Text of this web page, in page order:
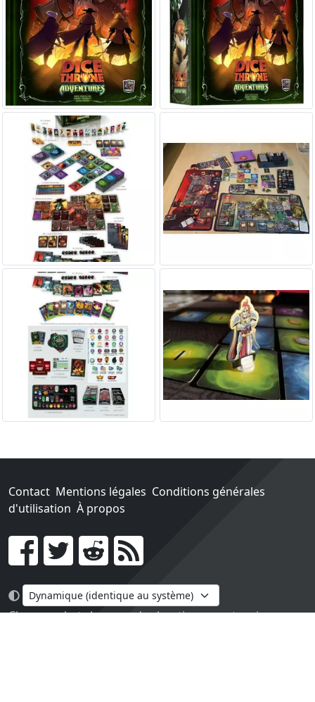
Contact Mentions légales Conditions générales
d'utilisation À propos
Go !
Chaque achat chez une des boutiques partenaires nous